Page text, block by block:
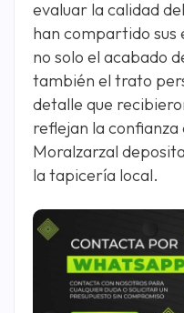
evaluar la calidad
han compartido sus
no solo el acabado
también el trato
detalle que
reflejan la confianza
Moralzarzal
la tapicería local.